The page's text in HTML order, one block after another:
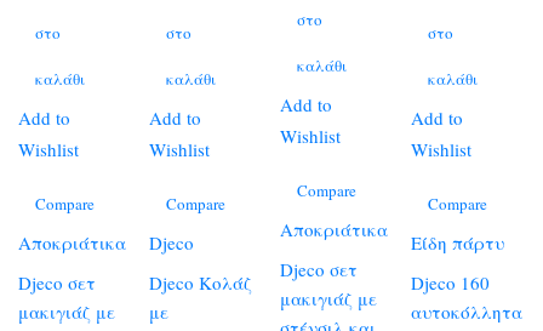
στο
καλάθι
Add to
Wishlist
Compare
Αποκριάτικα
Djeco σετ
μακιγιάζ με
στο
καλάθι
Add to
Wishlist
Compare
Djeco
Djeco Κολάζ
με
στο
καλάθι
Add to
Wishlist
Compare
Αποκριάτικα
Djeco σετ
μακιγιάζ με
στο
καλάθι
Add to
Wishlist
Compare
Είδη πάρτυ
Djeco 160
αυτοκόλλητα